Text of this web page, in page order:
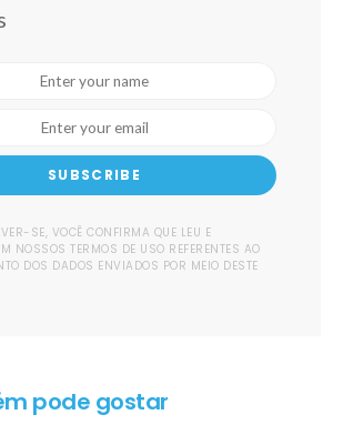
SUBSCRIBE
SE, VOCÊ CONFIRMA QUE LEU E
NOSSOS TERMOS DE USO REFERENTES AO
DOS DADOS ENVIADOS POR MEIO DESTE
pode gostar